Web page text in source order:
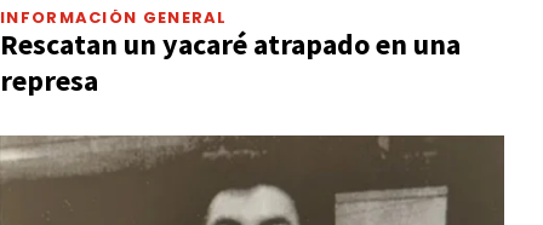
INFORMACIÓN GENERAL
Rescatan un yacaré atrapado en una
represa